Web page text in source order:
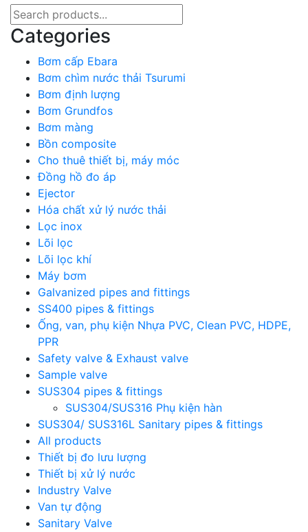
Search
for:
Categories
Bơm cấp Ebara
Bơm chìm nước thải Tsurumi
Bơm định lượng
Bơm Grundfos
Bơm màng
Bồn composite
Cho thuê thiết bị, máy móc
Đồng hồ đo áp
Ejector
Hóa chất xử lý nước thải
Lọc inox
Lõi lọc
Lõi lọc khí
Máy bơm
Galvanized pipes and fittings
SS400 pipes & fittings
Ống, van, phụ kiện Nhựa PVC, Clean PVC, HDPE,
PPR
Safety valve & Exhaust valve
Sample valve
SUS304 pipes & fittings
SUS304/SUS316 Phụ kiện hàn
SUS304/ SUS316L Sanitary pipes & fittings
All products
Thiết bị đo lưu lượng
Thiết bị xử lý nước
Industry Valve
Van tự động
Sanitary Valve